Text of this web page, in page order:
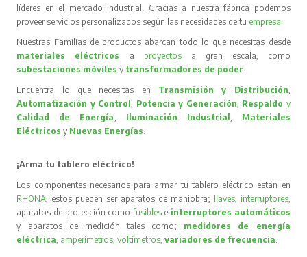
líderes en el mercado industrial. Gracias a nuestra fábrica podemos
proveer servicios personalizados según las necesidades de tu empresa
Nuestras Familias de productos abarcan todo lo que necesitas desde
materiales eléctricos
a proyectos
a gran escala, como
subestaciones móvilesy transformadores de poder
Encuentra lo que necesitas en Transmisión y Distribución
Automatización y Control
Potencia y Generación Respaldo y
Calidad de Energía
Iluminación Industrial
Materiales
Eléctricos y Nuevas Energías
¡Arma tu tablero eléctrico!
Los componentes necesarios para armar tu tablero eléctrico están en
RHONA , estos pueden ser aparatos de maniobra; llaves, interruptores,
aparatos de protección comofusibles e interruptores automáticos
y aparatos de medición tales como; medidores de energía
eléctrica amperímetros ,voltímetros ,variadores de frecuencia